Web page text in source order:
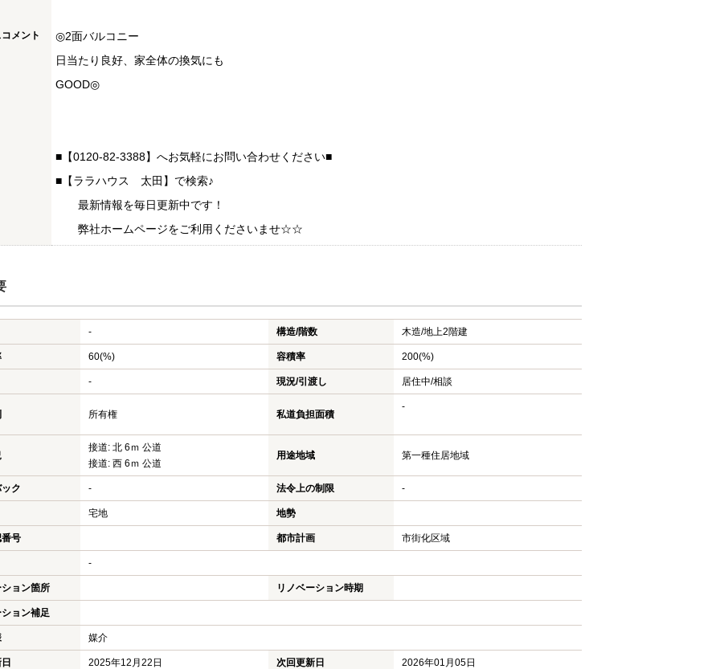
メント
◎2面バルコニー
日当たり良好、家全体の換気にも
GOOD◎
■【0120-82-3388】へお気軽にお問い合わせください■
■【ララハウス 太田】で検索♪
最新情報を毎日更新中です！
弊社ホームページをご利用くださいませ☆☆
- 構造/階数 木造/地上2階建
60(%) 容積率 200(%)
- 現況/引渡し 居住中/相談
所有権 私道負担面積
-
接道: 北 6ｍ 公道
接道: 西 6ｍ 公道
用途地域 第一種住居地域
ク - 法令上の制限 -
宅地 地勢
号 都市計画 市街化区域
-
ョン箇所 リノベーション時期
ョン補足
媒介
2025年12月22日 次回更新日
2026年01月05日